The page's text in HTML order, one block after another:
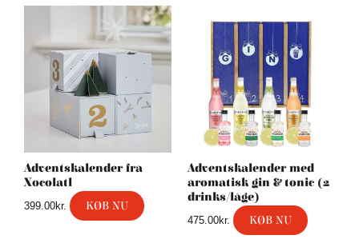
Adventskalender fra
Xocolatl
399.00kr. KØB NU
Adventskalender med
aromatisk gin & tonic (2
drinks/låge)
475.00kr. KØB NU